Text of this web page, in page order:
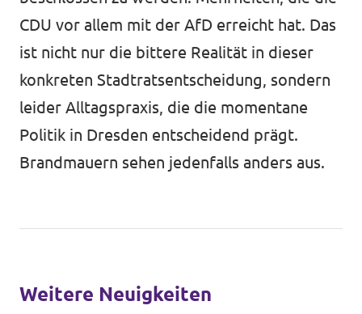
CDU vor allem mit der AfD erreicht hat. Das
ist nicht nur die bittere Realität in dieser
konkreten Stadtratsentscheidung, sondern
leider Alltagspraxis, die die momentane
Politik in Dresden entscheidend prägt.
Brandmauern sehen jedenfalls anders aus.
Weitere Neuigkeiten